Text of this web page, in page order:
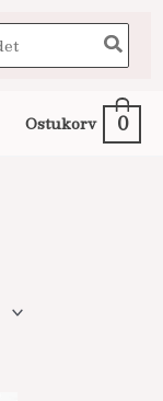
Ostukorv 0